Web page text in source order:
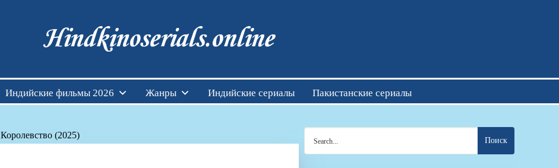
Индийские фильмы смотреть онлайн
Индийские фильмы 2026 Жанры Индийские сериалы Пакистанские сериалы
Королевство (2025)
for: